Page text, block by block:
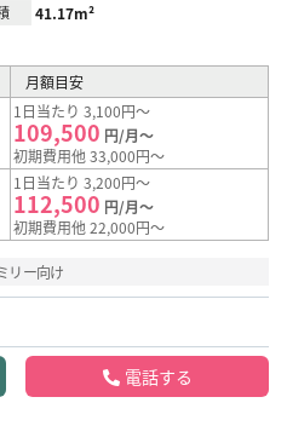
41.17m²
月額目安
1日当たり 3,100円～
109,500 円/月～
初期費用他 33,000円～
1日当たり 3,200円～
112,500 円/月～
初期費用他 22,000円～
リー向け
電話する